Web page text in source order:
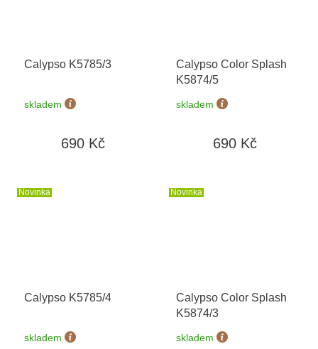
Calypso K5785/3
skladem
690 Kč
Calypso Color Splash
K5874/5
skladem
690 Kč
Novinka
Calypso K5785/4
skladem
Novinka
Calypso Color Splash
K5874/3
skladem